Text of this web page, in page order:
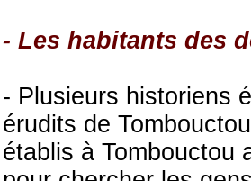
- Les habitants des
- Plusieurs historiens
érudits de
établis à Tombouctou